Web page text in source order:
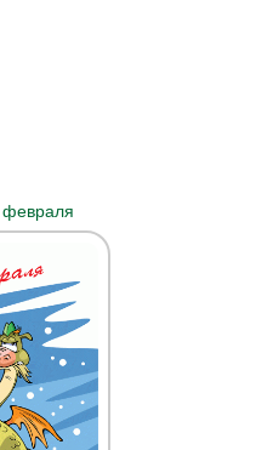
февраля